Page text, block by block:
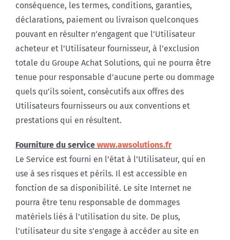
conséquence, les termes, conditions, garanties,
déclarations, paiement ou livraison quelconques
pouvant en résulter n’engagent que l’Utilisateur
acheteur et l’Utilisateur fournisseur, à l’exclusion
totale du Groupe Achat Solutions, qui ne pourra être
tenue pour responsable d’aucune perte ou dommage
quels qu’ils soient, consécutifs aux offres des
Utilisateurs fournisseurs ou aux conventions et
prestations qui en résultent.
Fourniture du service www.awsolutions.fr
Le Service est fourni en l’état à l’Utilisateur, qui en
use à ses risques et périls. Il est accessible en
fonction de sa disponibilité. Le site Internet ne
pourra être tenu responsable de dommages
matériels liés à l’utilisation du site. De plus,
l’utilisateur du site s’engage à accéder au site en